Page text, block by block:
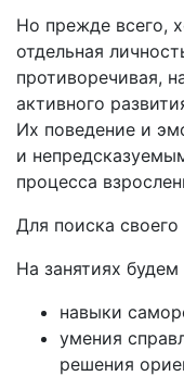
Но прежде всего,
отдельная
противоречивая,
активного
Их поведение и
и
процесса
Для поиска
На занятиях будем
навыки
умения
решения